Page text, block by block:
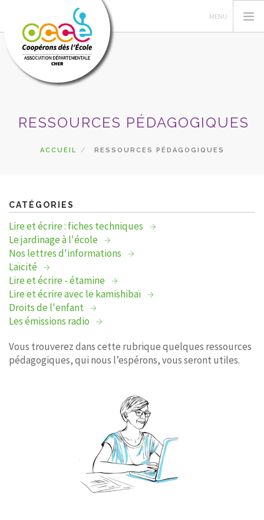
ACTIONS PÉDAGOGIQUES
PRETS
RECHERCHER
CONTACT
RESSOURCES PÉDAGOGIQUES
ACCUEIL RESSOURCES PÉDAGOGIQUES
CATÉGORIES
Lire et écrire : fiches techniques
Le jardinage à l'école
Nos lettres d'informations
Laïcité
Lire et écrire - étamine
Lire et écrire avec le kamishibaï
Droits de l'enfant
Les émissions radio
Vous trouverez dans cette rubrique quelques ressources
pédagogiques, qui nous l’espérons, vous seront utiles.